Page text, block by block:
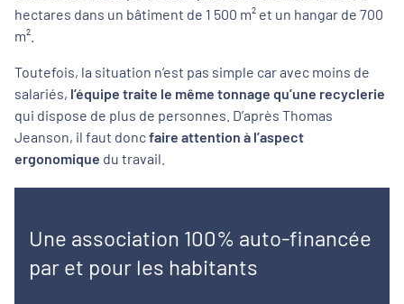
hectares dans un bâtiment de 1 500 m² et un hangar de 700
m².
Toutefois, la situation n’est pas simple car avec moins de
salariés, l’équipe traite le même tonnage qu’une recyclerie
qui dispose de plus de personnes. D’après Thomas
Jeanson, il faut doncfaire attention à l’aspect
ergonomique du travail.
Une association 100% auto-financée
par et pour les habitants